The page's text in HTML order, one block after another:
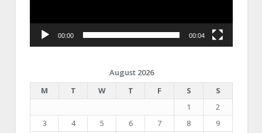
00:00 00:04
August 2026
M
T W T F S
S
1
2
3
4 5 6 7 8
9